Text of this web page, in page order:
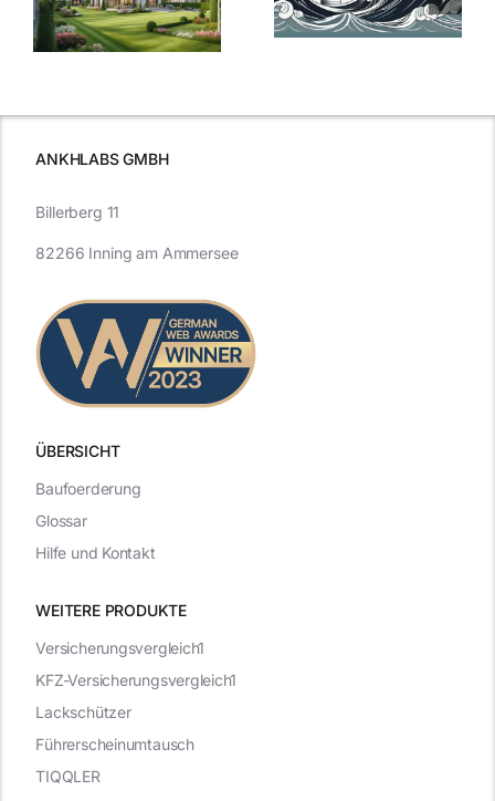
aktuelle
Entwicklung
Blick in die
ANKHLABS GMBH
ÜBERSICHT
WEITERE PRODUKTE
Versicherungsvergleich1
KFZ-Versicherungsvergleich1
Lackschützer
Führerscheinumtausch
TIQQLER
Billerberg 11
82266 Inning am Ammersee
Baufoerderung
Glossar
Hilfe und Kontakt